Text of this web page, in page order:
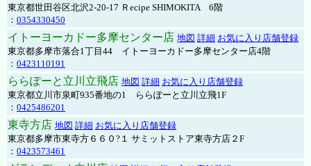
東京都世田谷区北沢2-20-17 Ｒecipe SHIMOKITA 6階
： 0354330450
イトーヨーカドー多摩センター店 地図 詳細 お気に入り店舗登録
東京都多摩市落合1丁目44 イトーヨーカドー多摩センター店4階
： 0423110191
ららぽーと立川立飛店 地図 詳細 お気に入り店舗登録
東京都立川市泉町935番地の1 ららぽーと立川立飛1F
： 0425486201
東寺方店 地図 詳細 お気に入り店舗登録
東京都多摩市東寺方６６０?１ サミットストア東寺方店２F
： 0423573461